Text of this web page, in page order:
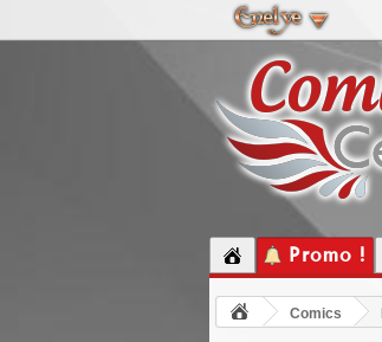
Promo !
Comics